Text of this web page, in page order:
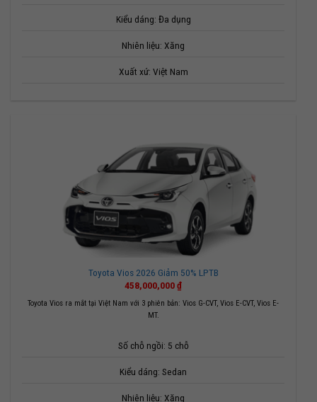
Kiểu dáng: Đa dụng
Nhiên liệu: Xăng
Xuất xứ: Việt Nam
Toyota Vios 2026 Giảm 50% LPTB
458,000,000₫
Toyota Vios ra mắt tại Việt Nam với 3 phiên bản: Vios G-CVT, Vios E-CVT, Vios E-
MT.
Số chỗ ngồi: 5 chỗ
Kiểu dáng: Sedan
Nhiên liệu: Xăng